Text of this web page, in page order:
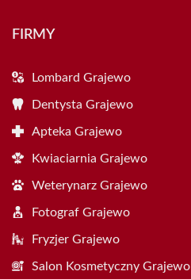
FIRMY
Lombard Grajewo
Dentysta Grajewo
Apteka Grajewo
Kwiaciarnia Grajewo
Weterynarz Grajewo
Fotograf Grajewo
Fryzjer Grajewo
Salon Kosmetyczny Grajewo